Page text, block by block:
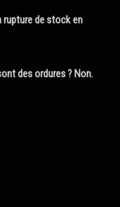
rupture de stock en
des ordures ? Non.